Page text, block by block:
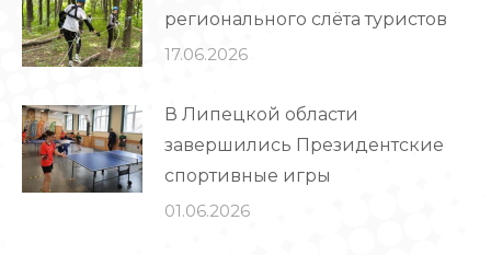
регионального слёта туристов
17.06.2026
В Липецкой области
завершились Президентские
спортивные игры
01.06.2026